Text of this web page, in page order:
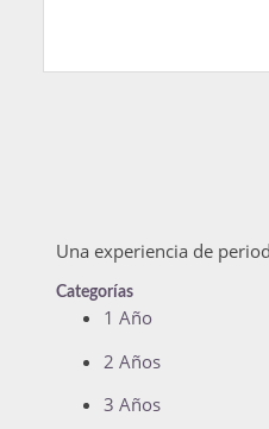
Una experiencia de
Categorías
1 Año
2 Años
3 Años